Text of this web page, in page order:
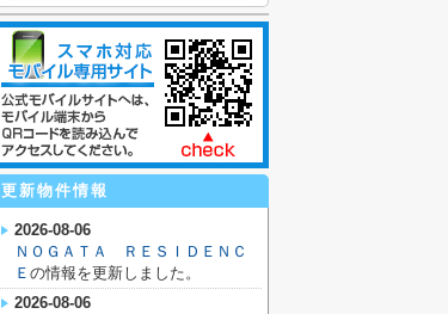
更新物件情報
2026-08-06
ＮＯＧＡＴＡ ＲＥＳＩＤＥＮＣ
Ｅ の情報を更新しました。
2026-08-06